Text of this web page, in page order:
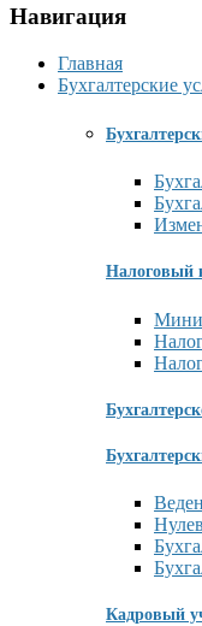
Навигация
Главная
Бухгалтерские
Налоговый
Кадровый